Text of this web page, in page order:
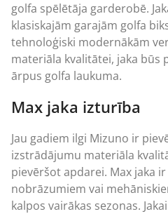
golfa spēlētāja garderobē.
klasiskajām garajām golfa
tehnoloģiski modernākām
materiāla kvalitātei, jaka būs
ārpus golfa laukuma.
Max jaka izturība
Jau gadiem ilgi Mizuno ir
izstrādājumu materiāla
pievēršot apdarei. Max jaka
nobrāzumiem vai
kalpos vairākas sezonas.